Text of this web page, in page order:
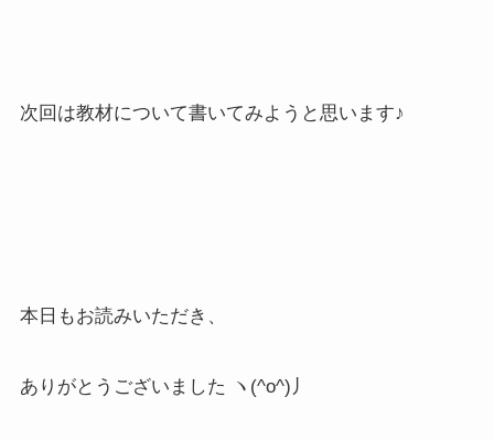
次回は教材について書いてみようと思います♪
本日もお読みいただき、
ありがとうございました ヽ(^o^)丿